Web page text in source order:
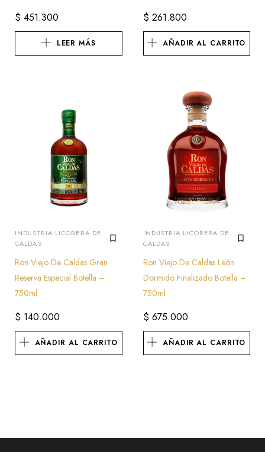
$ 451.300
LEER MÁS
$ 261.800
AÑADIR AL CARRITO
INDUSTRIA LICORERA DE
CALDAS
Ron Viejo De Caldas Gran
Reserva Especial Botella –
750ml
$ 140.000
AÑADIR AL CARRITO
INDUSTRIA LICORERA DE
CALDAS
Ron Viejo De Caldas León
Dormido Finalizado Botella –
750ml
$ 675.000
AÑADIR AL CARRITO